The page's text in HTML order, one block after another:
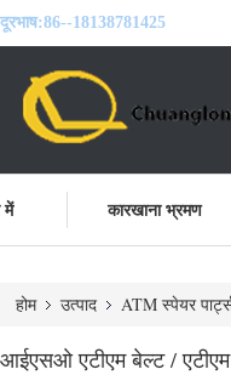
दूरभाष:86--18138781425
में कारखाना भ्रमण
होम उत्पाद ATM स्पेयर
आईएसओ एटीएम बेल्ट /